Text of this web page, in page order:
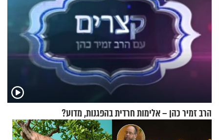
הרב זמיר כהן – אלימות חרדית בהפגנות, מדוע?